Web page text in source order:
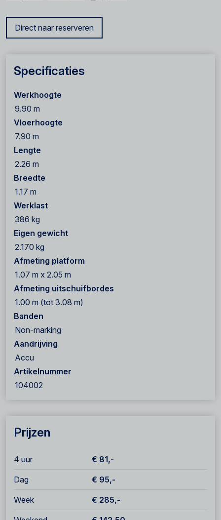
Direct naar reserveren
Specificaties
Werkhoogte
9.90 m
Vloerhoogte
7.90 m
Lengte
2.26 m
Breedte
1.17 m
Werklast
386 kg
Eigen gewicht
2.170 kg
Afmeting platform
1.07 m x 2.05 m
Afmeting uitschuifbordes
1.00 m (tot 3.08 m)
Banden
Non-marking
Aandrijving
Accu
Artikelnummer
104002
Prijzen
4 uur € 81,-
Dag € 95,-
Week € 285,-